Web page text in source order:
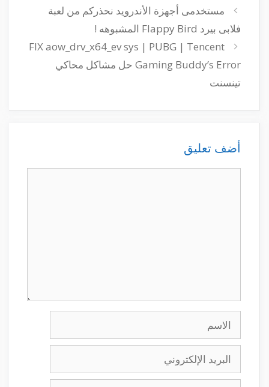
مستخدمى أجهزة الأندرويد نحذركم من لعبة
فلابى بيرد Flappy Bird المشبوهه !
FIX aow_drv_x64_ev sys | PUBG | Tencent
Gaming Buddy’s Error حل مشاكل محاكي
تينسنت
أضف تعليق
الاسم
البريد
الإلكتروني